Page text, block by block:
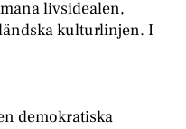
livsidealen,
kulturlinjen. I
demokratiska